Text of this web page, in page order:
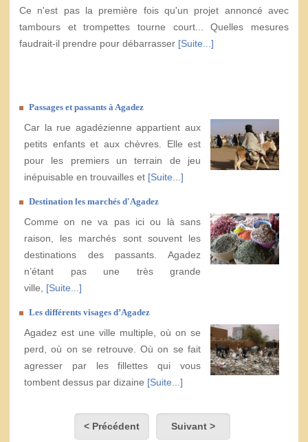
Ce n'est pas la première fois qu'un projet annoncé avec
tambours et trompettes tourne court... Quelles mesures
faudrait-il prendre pour débarrasser [Suite...]
Passages et passants à Agadez
Car la rue agadézienne appartient aux
petits enfants et aux chèvres. Elle est
pour les premiers un terrain de jeu
inépuisable en trouvailles et [Suite...]
Destination les marchés d'Agadez
Comme on ne va pas ici ou là sans
raison, les marchés sont souvent les
destinations des passants. Agadez
n’étant pas une très grande
ville, [Suite...]
Les différents visages d’Agadez
Agadez est une ville multiple, où on se
perd, où on se retrouve. Où on se fait
agresser par les fillettes qui vous
tombent dessus par dizaine [Suite...]
< Précédent Suivant >